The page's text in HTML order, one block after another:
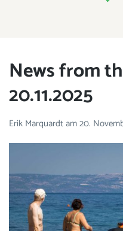
News from
20.11.2025
Erik Marquardtam20.